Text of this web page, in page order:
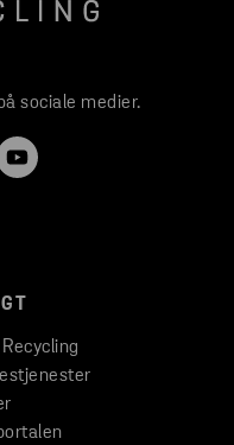
sociale medier.